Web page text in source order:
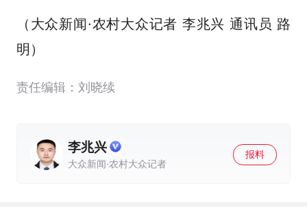
（大众新闻·农村大众记者 李兆兴 通讯员 路
明）
责任编辑：刘晓续
李兆兴
大众新闻·农村大众记者
报料